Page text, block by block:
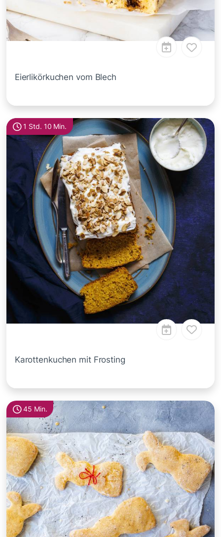
Eierlikörkuchen vom Blech
1 Std. 10 Min.
Karottenkuchen mit Frosting
45 Min.